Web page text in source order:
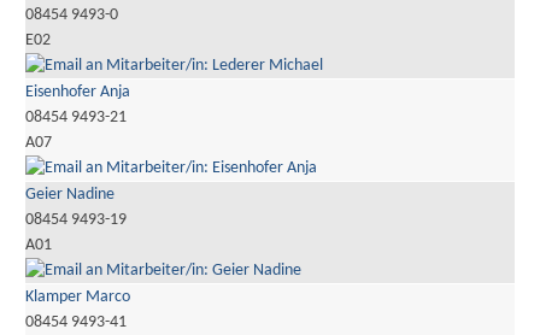
08454 9493-0
E02
Eisenhofer Anja
08454 9493-21
A07
Geier Nadine
08454 9493-19
A01
Klamper Marco
08454 9493-41